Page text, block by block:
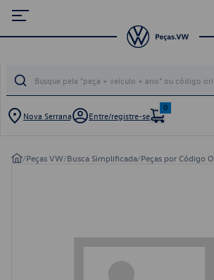
Nova Serrana Entre/registre-se
0
/Peças VW/Busca Simplificada/Peças por Código